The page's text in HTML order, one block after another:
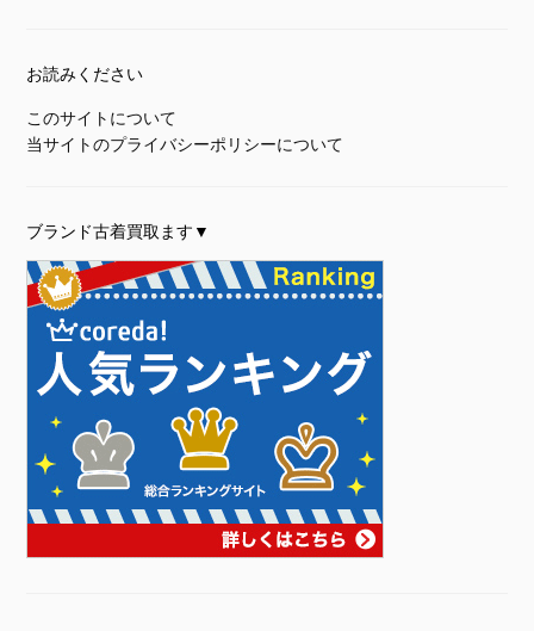
お読みください
このサイトについて
当サイトのプライバシーポリシーについて
ブランド古着買取ます▼